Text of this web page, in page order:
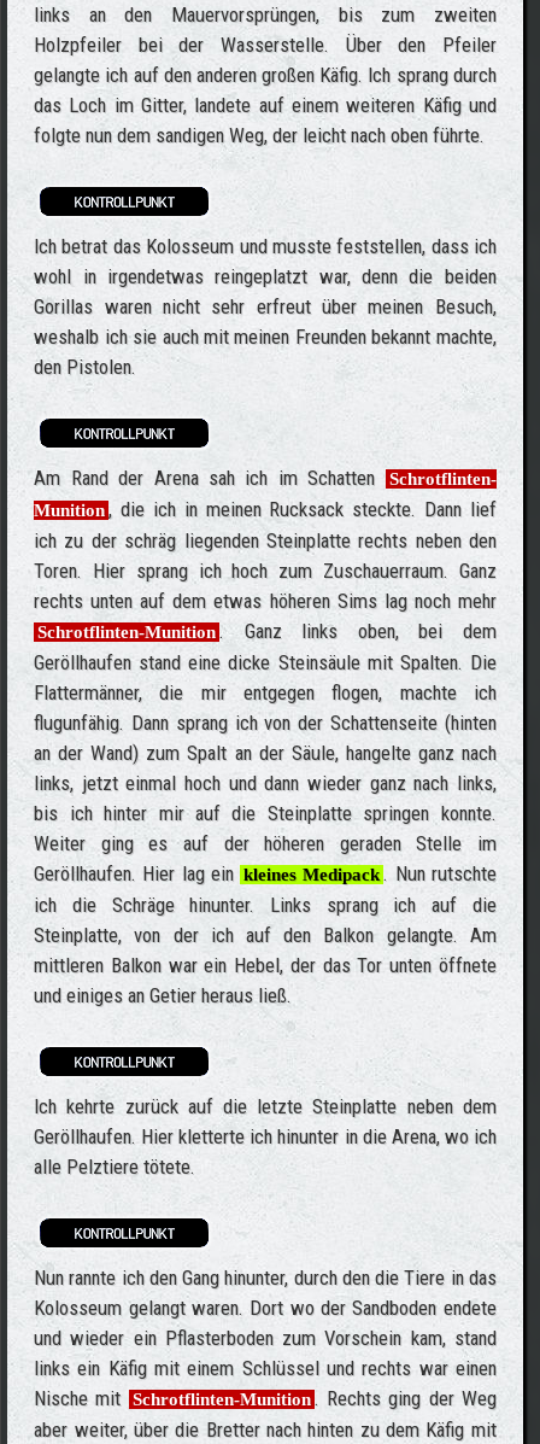
links an den Mauervorsprüngen, bis zum zweiten
Holzpfeiler bei der Wasserstelle. Über den Pfeiler
gelangte ich auf den anderen großen Käfig. Ich sprang durch
das Loch im Gitter, landete auf einem weiteren Käfig und
folgte nun dem sandigen Weg, der leicht nach oben führte.
Ich betrat das Kolosseum und musste feststellen, dass ich
wohl in irgendetwas reingeplatzt war, denn die beiden
Gorillas waren nicht sehr erfreut über meinen Besuch,
weshalb ich sie auch mit meinen Freunden bekannt machte,
den Pistolen.
Am Rand der Arena sah ich im Schatten
Schrotflinten-
Munition, die ich in meinen Rucksack steckte. Dann lief
ich zu der schräg liegenden Steinplatte rechts neben den
Toren. Hier sprang ich hoch zum Zuschauerraum. Ganz
rechts unten auf dem etwas höheren Sims lag noch mehr
Schrotflinten-Munition. Ganz links oben, bei dem
Geröllhaufen stand eine dicke Steinsäule mit Spalten. Die
Flattermänner, die mir entgegen flogen, machte ich
flugunfähig. Dann sprang ich von der Schattenseite (hinten
an der Wand) zum Spalt an der Säule, hangelte ganz nach
links, jetzt einmal hoch und dann wieder ganz nach links,
bis ich hinter mir auf die Steinplatte springen konnte.
Weiter ging es auf der höheren geraden Stelle im
Geröllhaufen. Hier lag ein kleines Medipack . Nun rutschte
ich die Schräge hinunter. Links sprang ich auf die
Steinplatte, von der ich auf den Balkon gelangte. Am
mittleren Balkon war ein Hebel, der das Tor unten öffnete
und einiges an Getier heraus ließ.
Ich kehrte zurück auf die letzte Steinplatte neben dem
Geröllhaufen. Hier kletterte ich hinunter in die Arena, wo ich
alle Pelztiere tötete.
Nun rannte ich den Gang hinunter, durch den die Tiere in das
Kolosseum gelangt waren. Dort wo der Sandboden endete
und wieder ein Pflasterboden zum Vorschein kam, stand
links ein Käfig mit einem Schlüssel und rechts war einen
Nische mit Schrotflinten-Munition . Rechts ging der Weg
aber weiter, über die Bretter nach hinten zu dem Käfig mit